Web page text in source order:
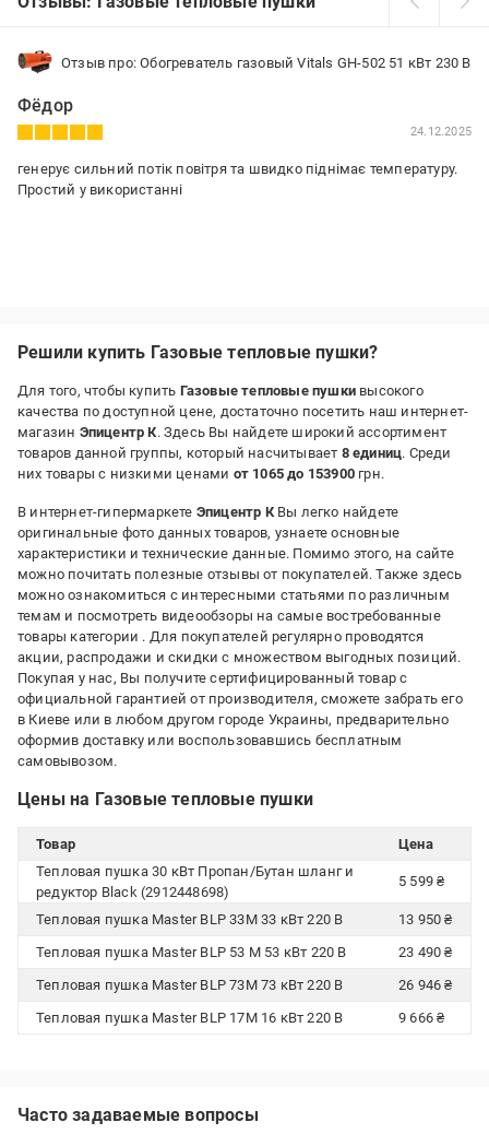
Отзыв про: Обогреватель газовый Vitals GH-502 51 кВт 230 В
Фёдор
24.12.2025
генерує сильний потік повітря та швидко піднімає температуру.
Простий у використанні
Решили купить Газовые тепловые пушки?
Для того, чтобы купить Газовые тепловые пушки высокого
качества по доступной цене, достаточно посетить наш интернет-
магазин Эпицентр К. Здесь Вы найдете широкий ассортимент
товаров данной группы, который насчитывает 8 единиц. Среди
них товары с низкими ценами от 1065 до 153900 грн.
В интернет-гипермаркете Эпицентр КВы легко найдете
оригинальные фото данных товаров, узнаете основные
характеристики и технические данные. Помимо этого, на сайте
можно почитать полезные отзывы от покупателей. Также здесь
можно ознакомиться с интересными статьями по различным
темам и посмотреть видеообзоры на самые востребованные
товары категории . Для покупателей регулярно проводятся
акции, распродажи и скидки с множеством выгодных позиций.
Покупая у нас, Вы получите сертифицированный товар с
официальной гарантией от производителя, сможете забрать его
в Киеве или в любом другом городе Украины, предварительно
оформив доставку или воспользовавшись бесплатным
самовывозом.
Цены на Газовые тепловые пушки
Товар
Цена
Тепловая пушка 30 кВт Пропан/Бутан шланг и
редуктор Black (2912448698)
5 599 ₴
Тепловая пушка Master BLP 33M 33 кВт 220 В
13 950 ₴
Тепловая пушка Master BLP 53 M 53 кВт 220 В
23 490 ₴
Тепловая пушка Master BLP 73M 73 кВт 220 В
26 946 ₴
Тепловая пушка Master BLP 17M 16 кВт 220 В
9 666 ₴
Часто задаваемые вопросы